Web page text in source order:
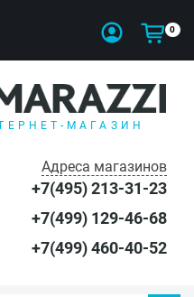
0
МАГАЗИН
Адреса магазинов
+7(495) 213-31-23
+7(499) 129-46-68
+7(499) 460-40-52